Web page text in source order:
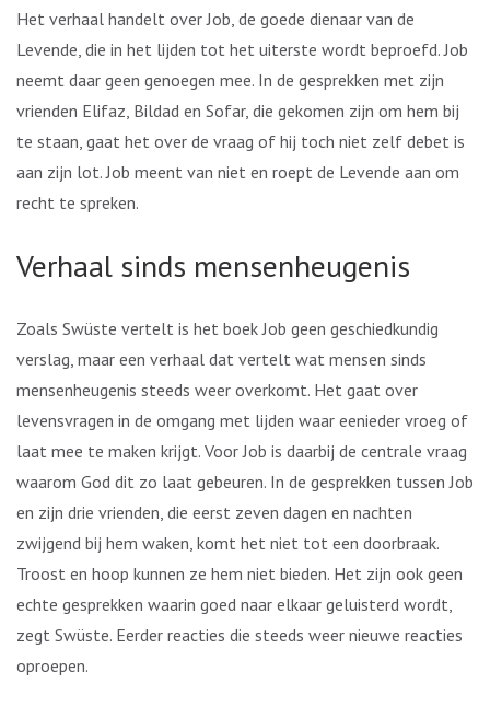
Het verhaal handelt over Job, de goede dienaar van de
Levende, die in het lijden tot het uiterste wordt beproefd. Job
neemt daar geen genoegen mee. In de gesprekken met zijn
vrienden Elifaz, Bildad en Sofar, die gekomen zijn om hem bij
te staan, gaat het over de vraag of hij toch niet zelf debet is
aan zijn lot. Job meent van niet en roept de Levende aan om
recht te spreken.
Verhaal sinds mensenheugenis
Zoals Swüste vertelt is het boek Job geen geschiedkundig
verslag, maar een verhaal dat vertelt wat mensen sinds
mensenheugenis steeds weer overkomt. Het gaat over
levensvragen in de omgang met lijden waar eenieder vroeg of
laat mee te maken krijgt. Voor Job is daarbij de centrale vraag
waarom God dit zo laat gebeuren. In de gesprekken tussen Job
en zijn drie vrienden, die eerst zeven dagen en nachten
zwijgend bij hem waken, komt het niet tot een doorbraak.
Troost en hoop kunnen ze hem niet bieden. Het zijn ook geen
echte gesprekken waarin goed naar elkaar geluisterd wordt,
zegt Swüste. Eerder reacties die steeds weer nieuwe reacties
oproepen.